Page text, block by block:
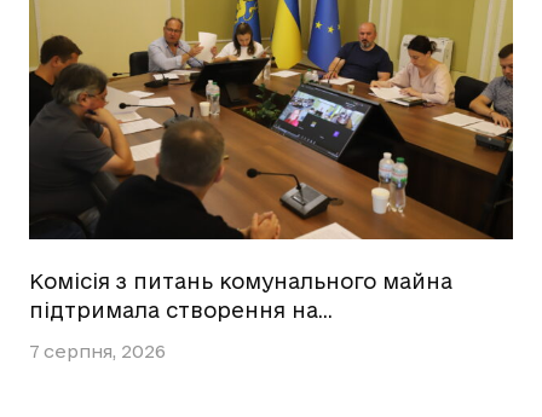
Комісія з питань комунального майна
підтримала створення на…
7 серпня, 2026